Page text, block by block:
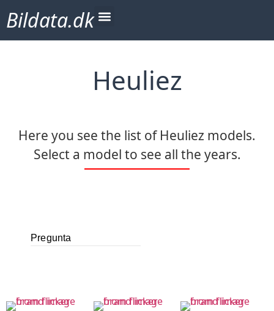
Bildata.dk
Heuliez
Here you see the list of Heuliez models.
Select a model to see all the years.
Pregunta